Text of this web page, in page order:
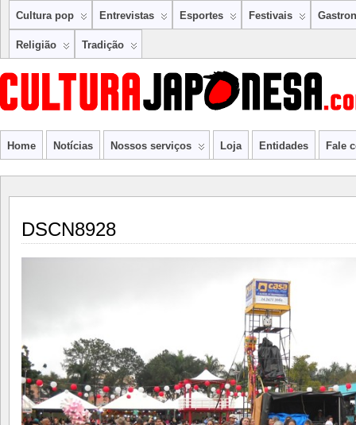
Cultura pop Entrevistas Esportes Festivais
Religião Tradição
Home Notícias Nossos serviços Loja Entidades Fale
DSCN8928